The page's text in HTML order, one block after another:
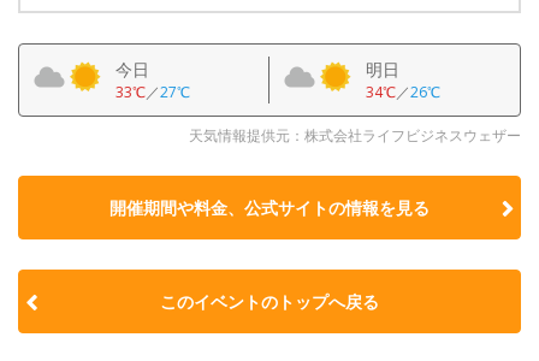
今日
33℃／27℃
明日
34℃／26℃
天気情報提供元：株式会社ライフビジネスウェザー
開催期間や料金、公式サイトの情報を見る
このイベントのトップへ戻る